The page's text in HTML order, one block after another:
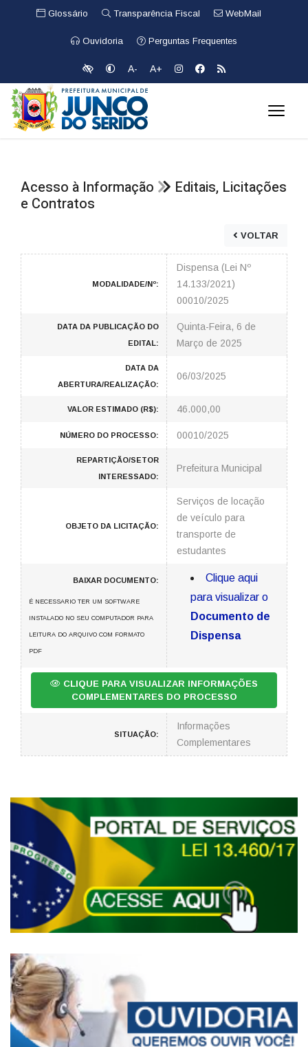
Glossário Transparência Fiscal WebMail
Ouvidoria Perguntas Frequentes
A- A+
Acesso à Informação
Editais, Licitações
e Contratos
VOLTAR
MODALIDADE/Nº:
Dispensa (Lei Nº
14.133/2021)
00010/2025
DATA DA PUBLICAÇÃO DO
EDITAL:
Quinta-Feira, 6 de
Março de 2025
DATA DA
ABERTURA/REALIZAÇÃO:
06/03/2025
VALOR ESTIMADO (R$): 46.000,00
NÚMERO DO PROCESSO: 00010/2025
REPARTIÇÃO/SETOR
INTERESSADO:
Prefeitura Municipal
OBJETO DA LICITAÇÃO:
Serviços de locação
de veículo para
transporte de
estudantes
BAIXAR DOCUMENTO:
É NECESSARIO TER UM SOFTWARE
INSTALADO NO SEU COMPUTADOR PARA
LEITURA DO ARQUIVO COM FORMATO
PDF
Clique aqui
para visualizar o
Documento de
Dispensa
CLIQUE PARA VISUALIZAR INFORMAÇÕES
COMPLEMENTARES DO PROCESSO
SITUAÇÃO:
Informações
Complementares